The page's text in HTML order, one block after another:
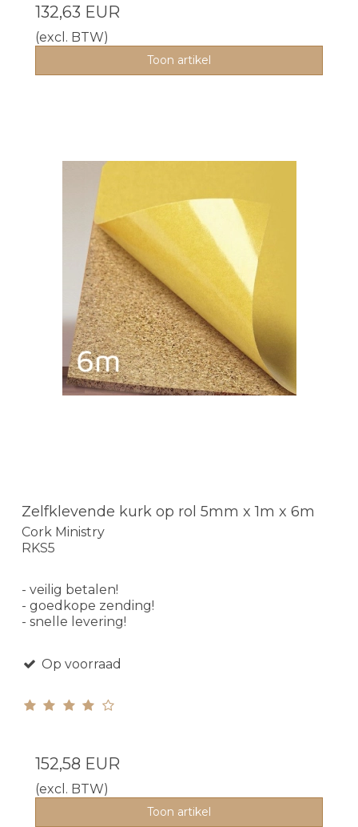
132,63 EUR
(excl. BTW)
Toon artikel
Zelfklevende kurk op rol 5mm x 1m x 6m
Cork Ministry
RKS5
- veilig betalen!
- goedkope zending!
- snelle levering!
Op voorraad
152,58 EUR
(excl. BTW)
Toon artikel